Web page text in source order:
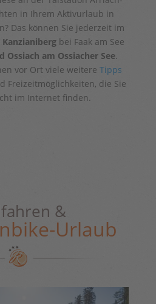
in Ihrem Aktivurlaub in
Das können Sie jederzeit im
bei Faak am See
Ossiach am Ossiacher See.
vor Ort viele weitere Tipps
Freizeitmöglichkeiten, die Sie
im Internet finden.
&
Urlaub